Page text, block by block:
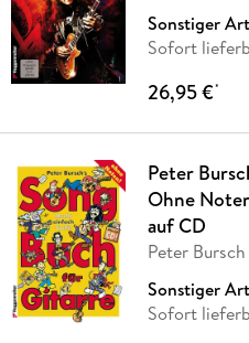
Sonstiger
Sofort
26,95 €*
Peter
Ohne
auf CD
Peter Bursch
Sonstiger
Sofort